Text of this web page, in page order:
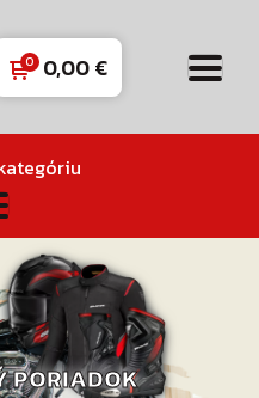
0,00€
PORIADOK